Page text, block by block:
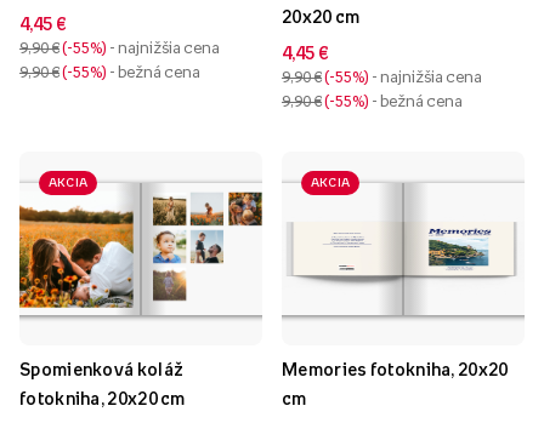
4,45 €
9,90 € -55% - najnižšia cena
9,90 € -55% - bežná cena
20x20 cm
4,45 €
9,90 € -55% - najnižšia cena
9,90 € -55% - bežná cena
AKCIA
Spomienková koláž
fotokniha, 20x20 cm
AKCIA
Memories fotokniha, 20x20
cm